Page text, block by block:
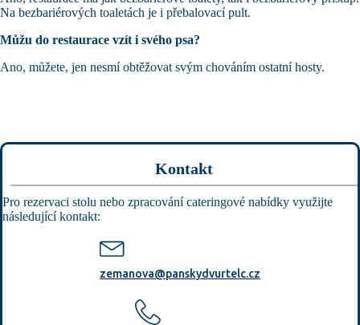
Na bezbariérových toaletách je i přebalovací pult.
Můžu do restaurace vzít i svého psa?
Ano, můžete, jen nesmí obtěžovat svým chováním ostatní hosty.
Kontakt
Pro rezervaci stolu nebo zpracování cateringové nabídky využijte
následující kontakt:
zemanova@panskydvurtelc.cz